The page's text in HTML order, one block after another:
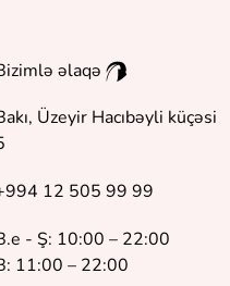
əlaqə
Üzeyir Hacıbəyli küçəsi
12 505 99 99
- Ş: 10:00 – 22:00
11:00 – 22:00